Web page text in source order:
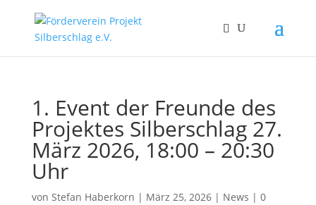
1. Event der Freunde des
Projektes Silberschlag 27.
März 2026, 18:00 – 20:30
Uhr
von Stefan Haberkorn | März 25, 2026| News | 0